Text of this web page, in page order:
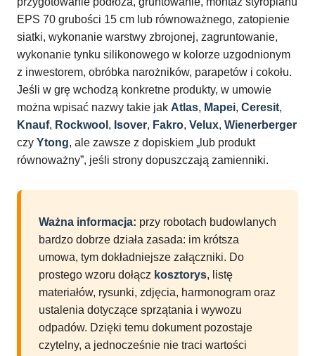
EPS 70 grubości 15 cm lub równoważnego, zatopienie
siatki, wykonanie warstwy zbrojonej, zagruntowanie,
wykonanie tynku silikonowego w kolorze uzgodnionym
z inwestorem, obróbka narożników, parapetów i cokołu.
Jeśli w grę wchodzą konkretne produkty, w umowie
można wpisać nazwy takie jak Atlas, Mapei, Ceresit,
Knauf, Rockwool , Isover, Fakro, Velux, Wienerberger
czy Ytong, ale zawsze z dopiskiem „lub produkt
równoważny”, jeśli strony dopuszczają zamienniki.
Ważna informacja: przy robotach budowlanych
bardzo dobrze działa zasada: im krótsza
umowa, tym dokładniejsze załączniki. Do
prostego wzoru dołącz kosztorys, listę
materiałów, rysunki, zdjęcia, harmonogram oraz
ustalenia dotyczące sprzątania i wywozu
odpadów. Dzięki temu dokument pozostaje
czytelny, a jednocześnie nie traci wartości